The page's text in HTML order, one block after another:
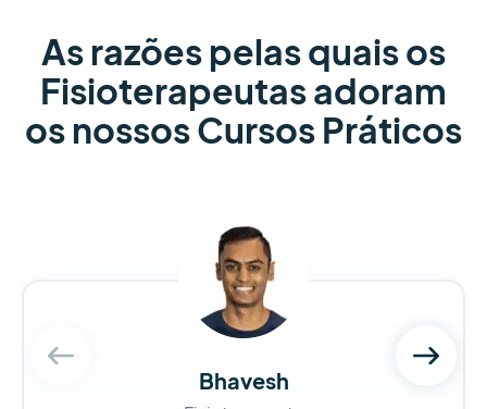
As razões pelas quais os
Fisioterapeutas adoram
os nossos Cursos Práticos
Bhavesh